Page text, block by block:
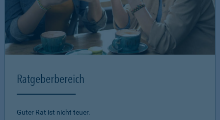
Ratgeberbereich
Guter Rat ist nicht teuer.